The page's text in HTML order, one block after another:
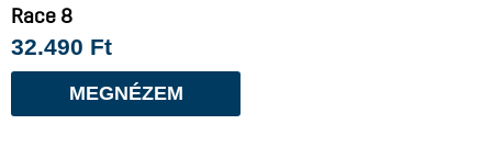
Race 8
32.490 Ft
MEGNÉZEM